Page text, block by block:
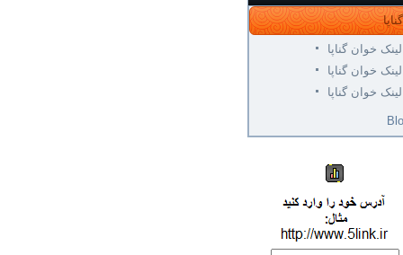
لینک خوان گناپا
لینک خوان گناپا
لینک خوان گناپا